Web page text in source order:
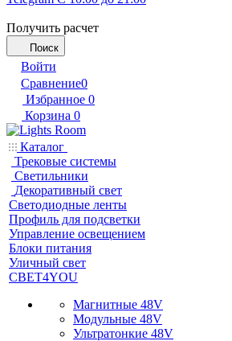
Получить расчет
Поиск
Войти
Сравнение0
Избранное 0
Корзина 0
Каталог
Трековые системы
Светильники
Декоративный свет
Светодиодные ленты
Профиль для подсветки
Управление освещением
Блоки питания
Уличный свет
СВЕТ4YOU
Магнитные 48V
Модульные 48V
Ультратонкие 48V